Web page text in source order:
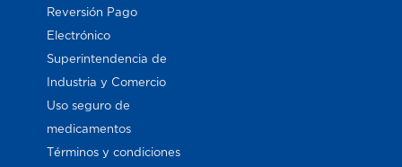
Reversión Pago
Electrónico
Superintendencia de
Industria y Comercio
Uso seguro de
medicamentos
Términos y condiciones